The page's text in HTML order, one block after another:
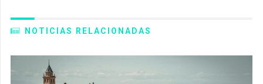
NOTICIAS RELACIONADAS